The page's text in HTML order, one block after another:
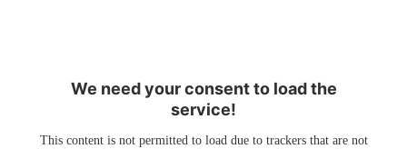
We need your consent to load the
service!
This content is not permitted to load due to trackers that are not